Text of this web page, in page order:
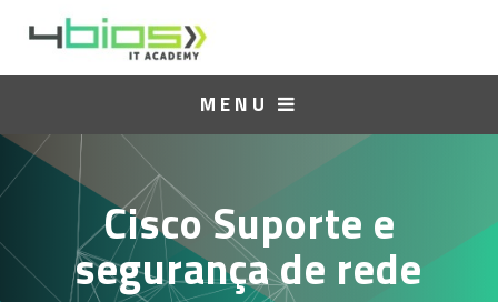
MENU
Cisco Suporte e
segurança de rede